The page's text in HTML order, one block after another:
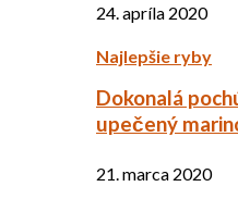
24. apríla 2020
Najlepšie ryby
Dokonalá
upečený
21. marca 2020